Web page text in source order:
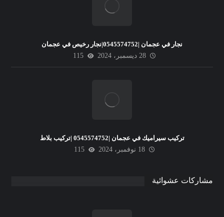
نجار في عجمان |0545574752|نجار رخيص في عجمان
28 ديسمبر، 2024
115
تركيب سيراميك في عجمان |0545574752 |تركيب بلاط
18 نوفمبر، 2024
115
مشاركات عشوائية